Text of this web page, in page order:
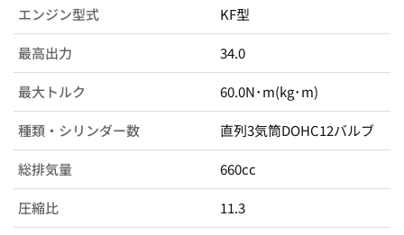
エンジン型式 KF型
最高出力 34.0
最大トルク 60.0N･m(kg･m)
種類・シリンダー数 直列3気筒DOHC12バルブ
総排気量 660cc
圧縮比 11.3